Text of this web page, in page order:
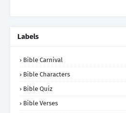
Labels
Bible Carnival
Bible Characters
Bible Quiz
Bible Verses